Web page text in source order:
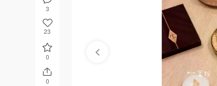
3
23
0
0